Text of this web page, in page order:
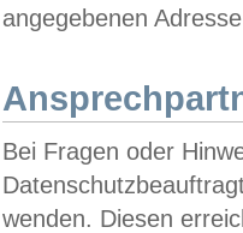
angegebenen
Bei Fragen oder
wenden. Diesen